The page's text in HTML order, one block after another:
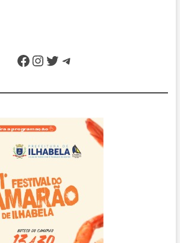
Facebook
Instagram
Twitter
Telegram